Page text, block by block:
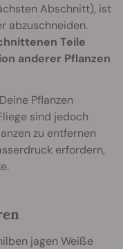
Abschnitt), ist
abzuschneiden.
Teile
anderer Pflanzen
Pflanzen
sind jedoch
zu entfernen
erfordern,
jagen Weiße